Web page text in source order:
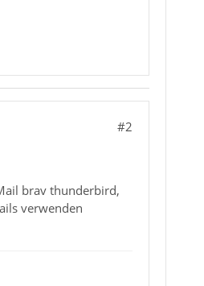
#2
brav thunderbird,
verwenden